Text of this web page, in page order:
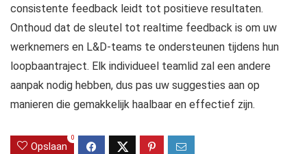
consistente feedback leidt tot positieve resultaten.
Onthoud dat de sleutel tot realtime feedback is om uw
werknemers en L&D-teams te ondersteunen tijdens hun
loopbaantraject. Elk individueel teamlid zal een andere
aanpak nodig hebben, dus pas uw suggesties aan op
manieren die gemakkelijk haalbaar en effectief zijn.
Opslaan
0